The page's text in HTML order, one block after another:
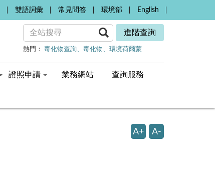
雙語詞彙 常見問答 環境部 English
進階查詢
熱門： 毒化物查詢 毒化物 環境荷爾蒙
證照申請 業務網站 查詢服務
A+ A-